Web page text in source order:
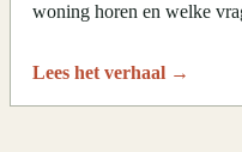
woning horen en welke
Lees het verhaal →